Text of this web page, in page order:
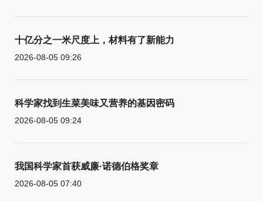
十亿分之一米尺度上，材料有了新能力
2026-08-05 09:26
科学家找到生菜美味又营养的基因密码
2026-08-05 09:24
我国科学家首获威廉·诺德伯格奖章
2026-08-05 07:40